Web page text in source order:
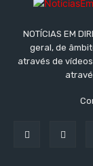
NOTÍCIAS EM
geral, de
através de